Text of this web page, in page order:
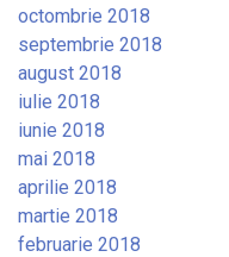
octombrie 2018
septembrie 2018
august 2018
iulie 2018
iunie 2018
mai 2018
aprilie 2018
martie 2018
februarie 2018